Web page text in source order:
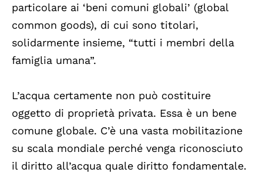
particolare ai ‘beni comuni globali’ (global
common goods), di cui sono titolari,
solidarmente insieme, “tutti i membri della
famiglia umana”.
L’acqua certamente non può costituire
oggetto di proprietà privata. Essa è un bene
comune globale. C’è una vasta mobilitazione
su scala mondiale perché venga riconosciuto
il diritto all’acqua quale diritto fondamentale.